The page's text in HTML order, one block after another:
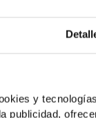
y
publicidad,